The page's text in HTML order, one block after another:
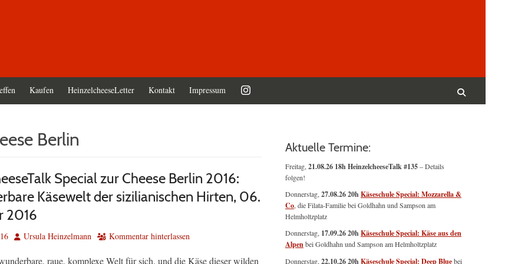
Kaufen HeinzelcheeseLetter Kontakt Impressum
Berlin
Special zur Cheese Berlin 2016:
Käsewelt der sizilianischen Hirten, 06.
2016
AutorUrsula Heinzelmann Kommentar hinterlassen
raue, komplexe Welt für sich, und die Käse dieser wilden
Aktuelle Termine:
Freitag, 21.08.26 18h HeinzelcheeseTalk #135– Details
folgen!
Donnerstag, 27.08.26 20hKäseschule Special: Mozzarella &
Co , die Filata-Familie bei Goldhahn und Sampson am
Helmholtzplatz
Donnerstag, 17.09.26 20hKäseschule Special: Käse aus den
Alpenbei Goldhahn und Sampson am Helmholtzplatz
Donnerstag, 22.10.26 20hKäseschule Special: Deep Bluebei